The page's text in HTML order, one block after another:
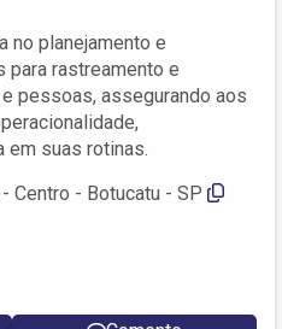
no planejamento e
para rastreamento e
pessoas, assegurando aos
em suas rotinas.
Centro - Botucatu - SP